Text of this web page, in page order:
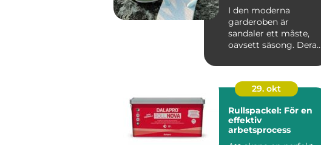
I den moderna
garderoben är
sandaler ett måste,
oavsett säsong. Deras
29. okt
Rullspackel: För en
effektiv
arbetsprocess